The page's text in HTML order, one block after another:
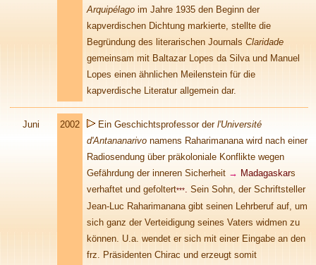
Arquipélago im Jahre 1935 den Beginn der
kapverdischen Dichtung markierte, stellte die
Begründung des literarischen Journals Claridade
gemeinsam mit Baltazar Lopes da Silva und Manuel
Lopes einen ähnlichen Meilenstein für die
kapverdische Literatur allgemein dar.
Juni 2002 Ein Geschichtsprofessor der l'Université
d'Antananarivo namens Raharimanana wird nach einer
Radiosendung über präkoloniale Konflikte wegen
Gefährdung der inneren Sicherheit → Madagaskars
verhaftet und gefoltert***. Sein Sohn, der Schriftsteller
Jean-Luc Raharimanana gibt seinen Lehrberuf auf, um
sich ganz der Verteidigung seines Vaters widmen zu
können. U.a. wendet er sich mit einer Eingabe an den
frz. Präsidenten Chirac und erzeugt somit